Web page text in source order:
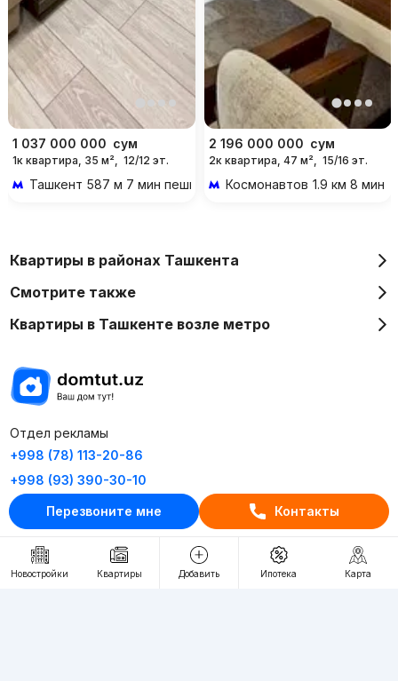
Перезвоните мне Контакты
1 037 000 000 сум
1к квартира, 35 м², 12/12 эт.
Ташкент 587 м 7 мин пешком
2 196 000 000 сум
2к квартира, 47 м², 15/16 эт.
Космонавтов 1.9 км 8 мин
Новостройки Квартиры Добавить Ипотека Карта
Квартиры в районах Ташкента
Смотрите также
Квартиры в Ташкенте возле метро
Отдел рекламы
+998 (78) 113-20-86
+998 (93) 390-30-10
Пн-Пт. С 9:30 до 18:00
RU UZ